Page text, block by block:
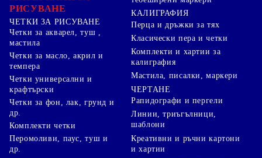
РИСУВАНЕ
ЧЕТКИ ЗА РИСУВАНЕ
Четки за акварел, туш ,
мастила
Четки за масло, акрил и
темпера
Четки универсални и
крафтърски
Четки за фон, лак, грунд и
др.
Комплекти четки
КАЛИГРАФИЯ
Перца и дръжки за тях
Класически пера и четки
Комплекти и хартии за
калиграфия
Мастила, писалки, маркери
ЧЕРТАНЕ
Рапидографи и пергели
Линии, триъгълници,
шаблони
Перомоливи, паус, туш и
др.
Креативни и ръчни картони
и хартии